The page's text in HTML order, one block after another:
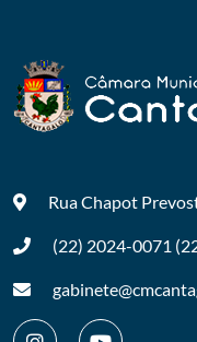
Rua Chapot
(22) 2024-0071